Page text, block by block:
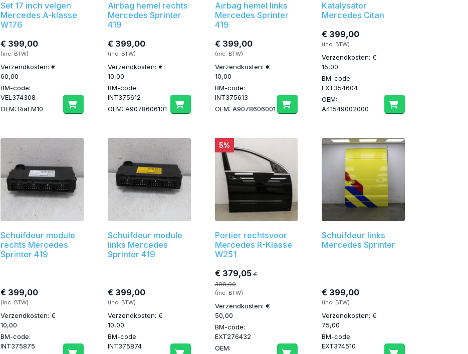
Set 17 inch velgen
Mercedes A-klasse
W176
€ 399,00
(inc. BTW)
Verzendkosten: €
60,00
BM-code:
VEL374308
OEM: Rial M10
Airbag hemel rechts
Mercedes Sprinter
419
€ 399,00
(inc. BTW)
Verzendkosten: €
10,00
BM-code:
INT375612
OEM: A9078606101
Airbag hemel links
Mercedes Sprinter
419
€ 399,00
(inc. BTW)
Verzendkosten: €
10,00
BM-code:
INT375613
OEM: A9078606001
Katalysator
Mercedes Citan
€ 399,00
(inc. BTW)
Verzendkosten: €
15,00
BM-code:
EXT354604
OEM:
A41549002000
Schuifdeur module
rechts Mercedes
Sprinter 419
€ 399,00
(inc. BTW)
Verzendkosten: €
10,00
BM-code:
INT375875
Schuifdeur module
links Mercedes
Sprinter 419
€ 399,00
(inc. BTW)
Verzendkosten: €
10,00
BM-code:
INT375874
5%
Portier rechtsvoor
Mercedes R-Klasse
W251
€ 379,05 €
399,00
(inc. BTW)
Verzendkosten: €
50,00
BM-code:
EXT276432
OEM:
Schuifdeur links
Mercedes Sprinter
€ 399,00
(inc. BTW)
Verzendkosten: €
75,00
BM-code:
EXT374510